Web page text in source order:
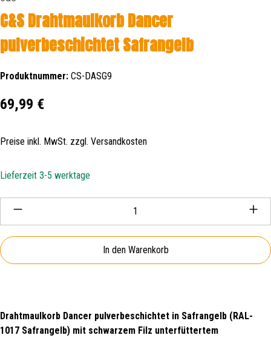
C&S Drahtmaulkorb Dancer
pulverbeschichtet Safrangelb
Produktnummer: CS-DASG9
Regulärer Preis:
69,99 €
Preise inkl. MwSt. zzgl. Versandkosten
Lieferzeit 3-5 werktage
Produkt Anzahl: Gib den gewünschten Wert ein oder
In den Warenkorb
Drahtmaulkorb Dancer pulverbeschichtet in Safrangelb (RAL-
1017 Safrangelb) mit schwarzem Filz unterfüttertem